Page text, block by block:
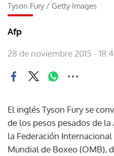
Tyson Fury/ Getty Images
Afp
28 de noviembre 2015 -
El inglés Tyson Fury se
de los pesos pesados de
la Federación
Mundial de Boxeo (OMB),